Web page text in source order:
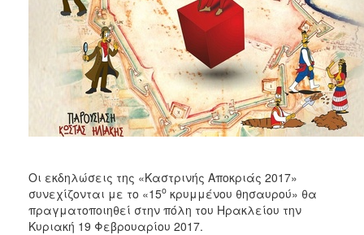
Οι εκδηλώσεις της «Καστρινής Αποκριάς 2017»
συνεχίζονται με το «15ο κρυμμένου θησαυρού» θα
πραγματοποιηθεί στην πόλη του Ηρακλείου την
Κυριακή 19 Φεβρουαρίου 2017.